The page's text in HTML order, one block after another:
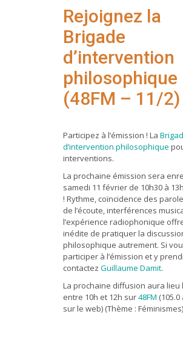
Rejoignez la
Brigade
d’intervention
philosophique
(48FM – 11/2)
Participez à l’émission ! La
d’intervention philosophique
interventions.
La prochaine émission sera
samedi 11 février de 10h30 à
! Rythme, coïncidence des
de l’écoute, interférences
l’expérience radiophonique
inédite de pratiquer la
philosophique autrement. Si
participer à l’émission et y
contactez Guillaume Damit.
La prochaine diffusion aura lieu
entre 10h et 12h sur48FM
sur le web) (Thème : Féminismes)